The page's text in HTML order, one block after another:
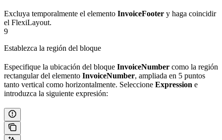
Excluya temporalmente el elemento InvoiceFooter y haga coincidir
el FlexiLayout.
9
Establezca la región del bloque
Especifique la ubicación del bloque InvoiceNumber como la región
rectangular del elemento InvoiceNumber, ampliada en 5 puntos
tanto vertical como horizontalmente. Seleccione Expression e
introduzca la siguiente expresión: